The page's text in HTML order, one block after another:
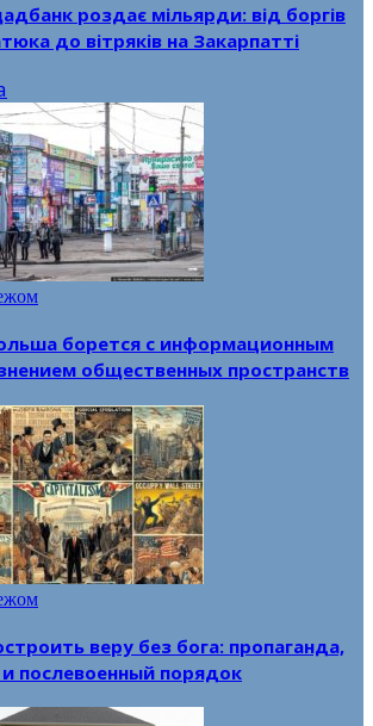
роздає мільярди: від боргів
до вітряків на Закарпатті
борется с информационным
общественных пространств
веру без бога: пропаганда,
и послевоенный порядок